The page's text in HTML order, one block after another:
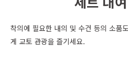
착의에 필요한 내의 및 수건 등의 소품
게 교토 관광을 즐기세요.